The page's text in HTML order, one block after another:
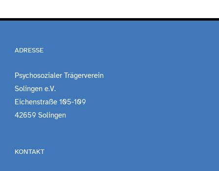
ADRESSE
Psychosozialer Trägerverein
Solingen e.V.
Eichenstraße 105-109
42659 Solingen
KONTAKT